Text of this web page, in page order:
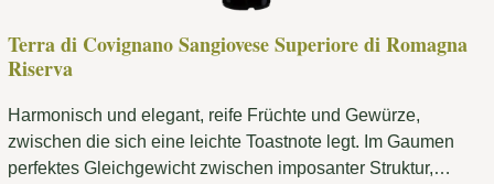
Terra di Covignano Sangiovese Superiore di Romagna
Riserva
Harmonisch und elegant, reife Früchte und Gewürze,
zwischen die sich eine leichte Toastnote legt. Im Gaumen
perfektes Gleichgewicht zwischen imposanter Struktur,